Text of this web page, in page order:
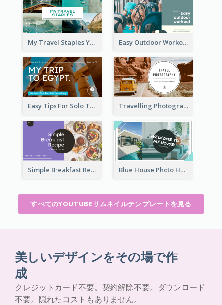
My Travel Staples YouTube Thumbnail Easy Outdoor Workout YouTube Thumbnail
Easy Tips For Solo Traveler YouTube Thumbnail Travelling Photography Tips YouTube Thumbnail
Simple Breakfast Recipe Tutorial YouTube Thumbnail Blue House Photo House Tour YouTube Thumbnail
すべてのYOUTUBEサムネイルテンプレートを見る
美しいデザインをその場で作
成
クレジットカード不要。契約解除不要。ダウンロード
不要。隠れたコストもありません。